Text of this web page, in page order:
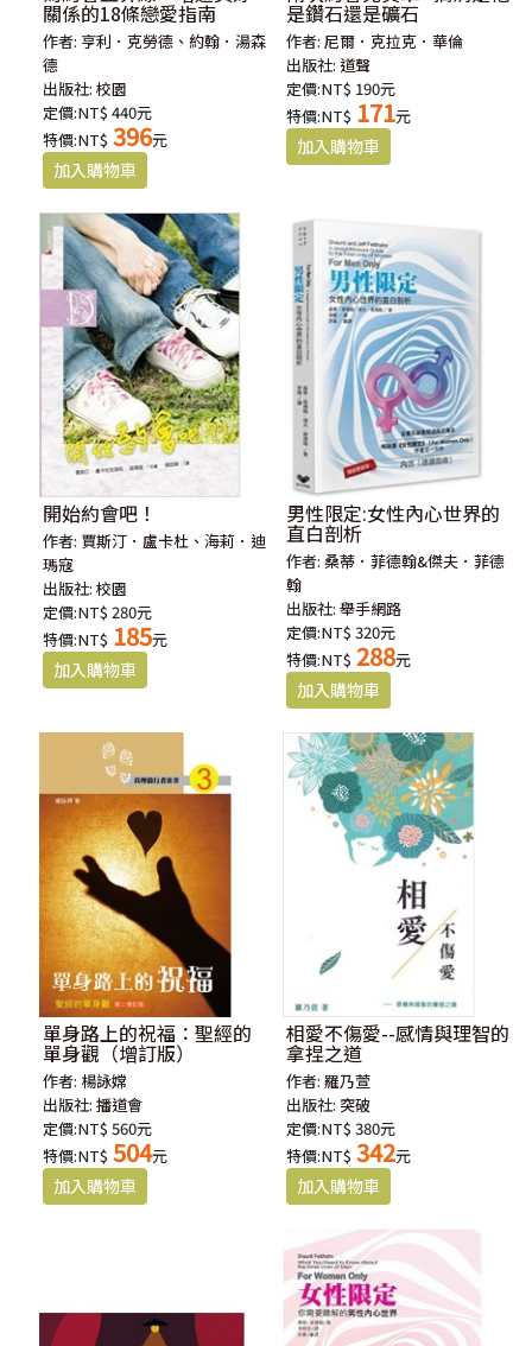
關係的18條戀愛指南
作者: 亨利．克勞德、約翰．湯森
德
出版社:校園
定價:NT$ 440元
特價:NT$ 396元
是鑽石還是礦石
作者:尼爾．克拉克．華倫
出版社:道聲
定價:NT$ 190元
特價:NT$ 171元
開始約會吧！
作者: 賈斯汀．盧卡杜、海莉．迪
瑪寇
出版社:校園
定價:NT$ 280元
特價:NT$ 185元
男性限定:女性內心世界的
直白剖析
作者:桑蒂．菲德翰&傑夫．菲德
翰
出版社:舉手網路
定價:NT$ 320元
特價:NT$ 288元
單身路上的祝福：聖經的
單身觀（增訂版）
作者: 楊詠嫦
出版社:播道會
定價:NT$ 560元
特價:NT$ 504元
相愛不傷愛--感情與理智的
拿捏之道
作者:羅乃萱
出版社: 突破
定價:NT$ 380元
特價:NT$ 342元